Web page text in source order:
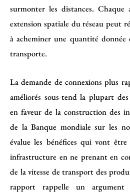
surmonter les distances. Chaque
extension spatiale du réseau peut
à acheminer une quantité
transporte.
La demande de connexions plus
améliorés sous-tend la plupart
en faveur de la construction des
de la Banque mondiale sur les
évalue les bénéfices qui vont
infrastructure en ne prenant en
de la vitesse de transport des
rapport rappelle un argument